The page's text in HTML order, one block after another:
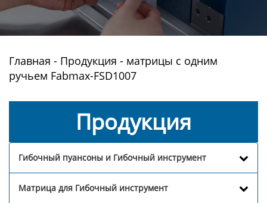
Главная - Продукция - матрицы с одним
ручьем Fabmax-FSD1007
Продукция
Гибочный пуансоны и Гибочный инструмент
Матрица для Гибочный инструмент